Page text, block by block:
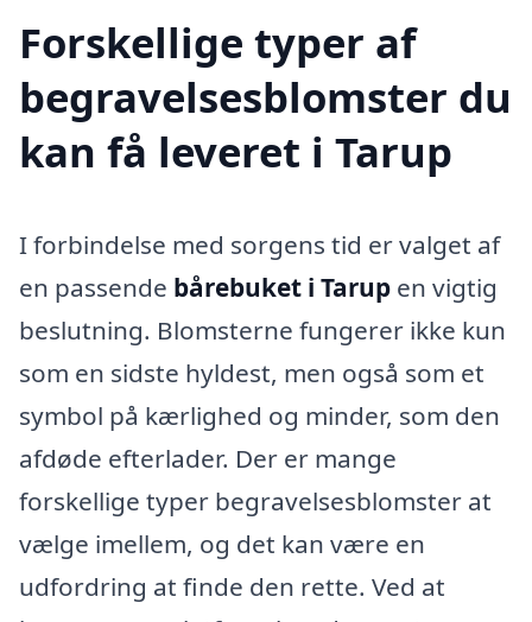
Forskellige typer af
begravelsesblomster du
kan få leveret i Tarup
I forbindelse med sorgens tid er valget af
en passende bårebuket i Tarup en vigtig
beslutning. Blomsterne fungerer ikke kun
som en sidste hyldest, men også som et
symbol på kærlighed og minder, som den
afdøde efterlader. Der er mange
forskellige typer begravelsesblomster at
vælge imellem, og det kan være en
udfordring at finde den rette. Ved at